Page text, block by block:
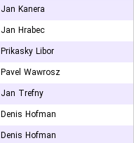
Jan Kanera
Jan Hrabec
Prikasky Libor
Pavel Wawrosz
Jan Trefny
Denis Hofman
Denis Hofman